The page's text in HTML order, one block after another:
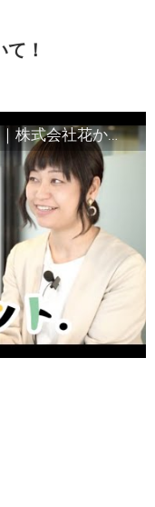
！
イロンナドットオンライン Vol.3 ｜株式会社花かざり 代表取締役 安倍美緒 氏